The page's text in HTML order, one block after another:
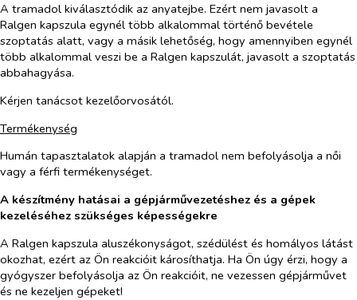
A tramadol kiválasztódik az anyatejbe. Ezért nem javasolt a
Ralgen kapszula egynél több alkalommal történő bevétele
szoptatás alatt, vagy a másik lehetőség, hogy amennyiben egynél
több alkalommal veszi be a Ralgen kapszulát, javasolt a szoptatás
abbahagyása.
Kérjen tanácsot kezelőorvosától.
Termékenység
Humán tapasztalatok alapján a tramadol nem befolyásolja a női
vagy a férfi termékenységet.
A készítmény hatásai a gépjárművezetéshez és a gépek
kezeléséhez szükséges képességekre
A Ralgen kapszula aluszékonyságot, szédülést és homályos látást
okozhat, ezért az Ön reakcióit károsíthatja. Ha Ön úgy érzi, hogy a
gyógyszer befolyásolja az Ön reakcióit, ne vezessen gépjárművet
és ne kezeljen gépeket!